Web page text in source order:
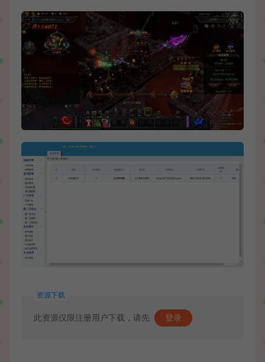
资源下载
此资源仅限注册用户下载，请先 登录